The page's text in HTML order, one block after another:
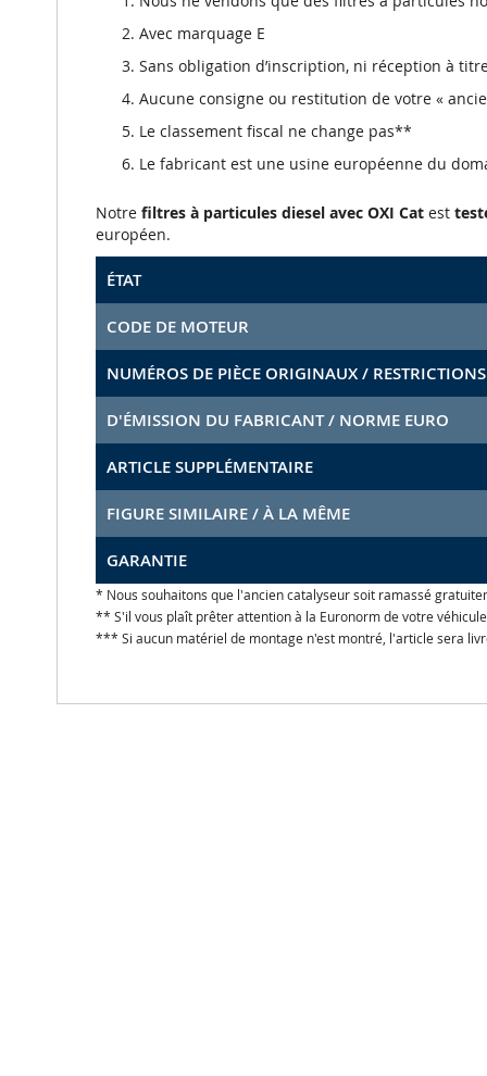
Avec marquage E
Sans obligation d’inscription, ni réception à
Aucune consigne ou restitution de votre «
Le classement fiscal ne change pas**
Le fabricant est une usine européenne du
Notre filtres à particules diesel avec OXI Cat est
européen.
ÉTAT
CODE DE MOTEUR
NUMÉROS DE PIÈCE ORIGINAUX / RESTRICTIONS
D'ÉMISSION DU FABRICANT / NORME EURO
ARTICLE SUPPLÉMENTAIRE
FIGURE SIMILAIRE / À LA MÊME
GARANTIE
* Nous souhaitons que l'ancien catalyseur soit ramassé
** S'il vous plaît prêter attention à la Euronorm de votre
*** Si aucun matériel de montage n'est montré, l'article sera